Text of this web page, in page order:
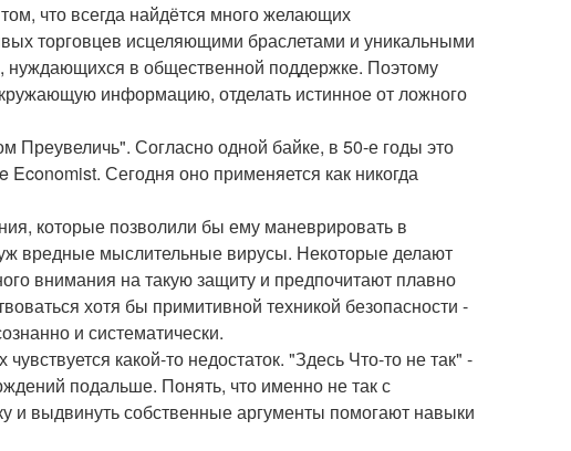
что всегда найдётся много желающих
торговцев исцеляющими браслетами и уникальными
нуждающихся в общественной поддержке. Поэтому
информацию, отделать истинное от ложного
Преувеличь". Согласно одной байке, в 50-е годы это
Сегодня оно применяется как никогда
которые позволили бы ему маневрировать в
вредные мыслительные вирусы. Некоторые делают
внимания на такую защиту и предпочитают плавно
хотя бы примитивной техникой безопасности -
и систематически.
какой-то недостаток. "Здесь Что-то не так" -
подальше. Понять, что именно не так с
и выдвинуть собственные аргументы помогают навыки